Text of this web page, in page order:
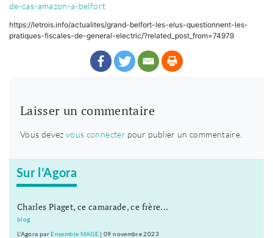
de-cas-amazon-a-belfort
https://letrois.info/actualites/grand-belfort-les-elus-questionnent-les-
pratiques-fiscales-de-general-electric/?related_post_from=74979
Laisser un commentaire
Vous devez vous connecter pour publier un commentaire.
Sur l’Agora
Charles Piaget, ce camarade, ce frère...
blog
L'Agora parEnsemble MAGE |09 novembre 2023